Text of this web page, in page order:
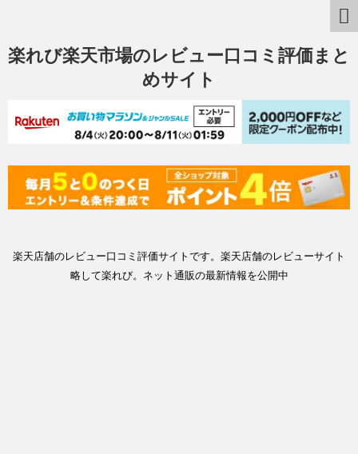
楽れび楽天市場のレビュー口コミ評価まと
めサイト
楽天店舗のレビュー口コミ評価サイトです。楽天店舗のレビューサイト
略して楽れび。ネット通販の最新情報を公開中